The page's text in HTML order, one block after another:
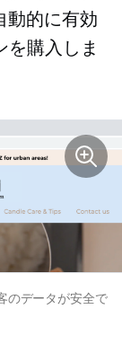
動的に有効
を購入しま
のデータが安全で